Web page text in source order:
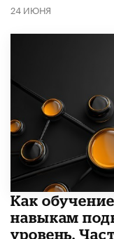
24 ИЮНЯ
​Как
навыкам
уровень.